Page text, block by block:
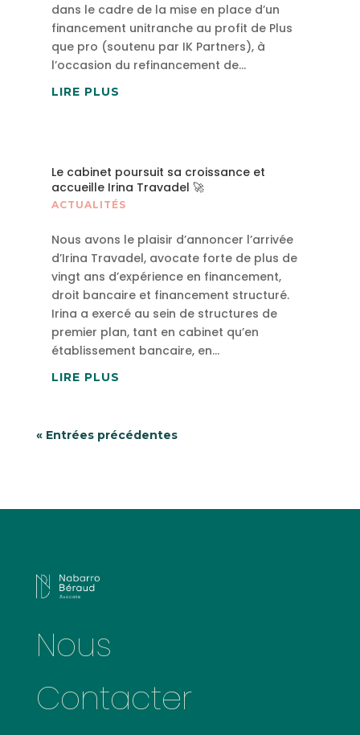
dans le cadre de la mise en place d’un
financement unitranche au profit de Plus
que pro (soutenu par IK Partners), à
l’occasion du refinancement de...
LIRE PLUS
Le cabinet poursuit sa croissance et
accueille Irina Travadel 🚀
ACTUALITÉS
Nous avons le plaisir d’annoncer l’arrivée
d’Irina Travadel, avocate forte de plus de
vingt ans d’expérience en financement,
droit bancaire et financement structuré.
Irina a exercé au sein de structures de
premier plan, tant en cabinet qu’en
établissement bancaire, en...
LIRE PLUS
« Entrées précédentes
Nous
Contacter